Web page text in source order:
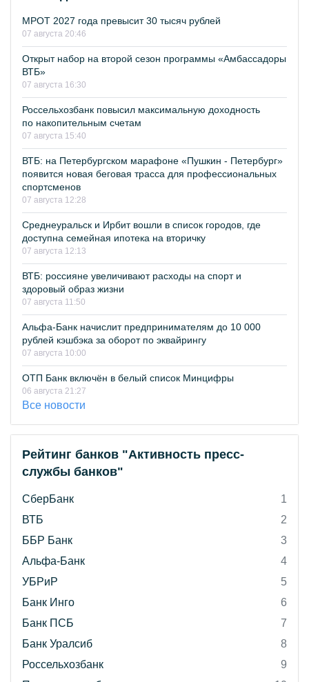
МРОТ 2027 года превысит 30 тысяч рублей
07 августа 20:46
Открыт набор на второй сезон программы «Амбассадоры
ВТБ»
07 августа 16:30
Россельхозбанк повысил максимальную доходность
по накопительным счетам
07 августа 15:40
ВТБ: на Петербургском марафоне «Пушкин - Петербург»
появится новая беговая трасса для профессиональных
спортсменов
07 августа 12:28
Среднеуральск и Ирбит вошли в список городов, где
доступна семейная ипотека на вторичку
07 августа 12:13
ВТБ: россияне увеличивают расходы на спорт и
здоровый образ жизни
07 августа 11:50
Альфа-Банк начислит предпринимателям до 10 000
рублей кэшбэка за оборот по эквайрингу
07 августа 10:00
ОТП Банк включён в белый список Минцифры
06 августа 21:27
Все новости
Рейтинг банков "Активность пресс-
службы банков"
СберБанк
1
ВТБ
2
ББР Банк
3
Альфа-Банк
4
УБРиР
5
Банк Инго
6
Банк ПСБ
7
Банк Уралсиб
8
Россельхозбанк
9